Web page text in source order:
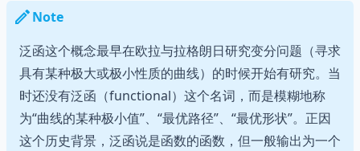
Note
泛函这个概念最早在欧拉与拉格朗日研究变分问题（寻求
具有某种极大或极小性质的曲线）的时候开始有研究。当
时还没有泛函（functional）这个名词，而是模糊地称
为“曲线的某种极小值”、“最优路径”、“最优形状”。正因
这个历史背景，泛函说是函数的函数，但一般输出为一个